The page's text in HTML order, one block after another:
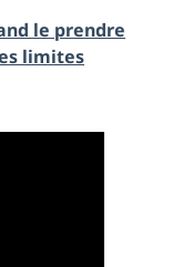
le prendre
limites